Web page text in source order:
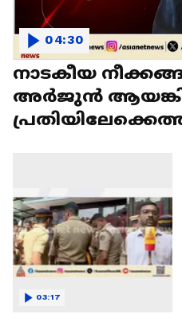
നാടകീയ
അർജുൻ ആയങ്കി
04:30
03:17